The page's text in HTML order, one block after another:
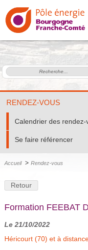
RENDEZ-VOUS
Calendrier des rendez-
Se faire référencer
Accueil > Rendez-vous
Retour
Formation FEEBAT
Le 21/10/2022
Héricourt (70) et à